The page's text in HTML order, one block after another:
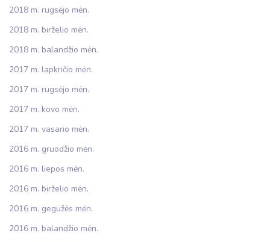
2018 m. rugsėjo mėn.
2018 m. birželio mėn.
2018 m. balandžio mėn.
2017 m. lapkričio mėn.
2017 m. rugsėjo mėn.
2017 m. kovo mėn.
2017 m. vasario mėn.
2016 m. gruodžio mėn.
2016 m. liepos mėn.
2016 m. birželio mėn.
2016 m. gegužės mėn.
2016 m. balandžio mėn.